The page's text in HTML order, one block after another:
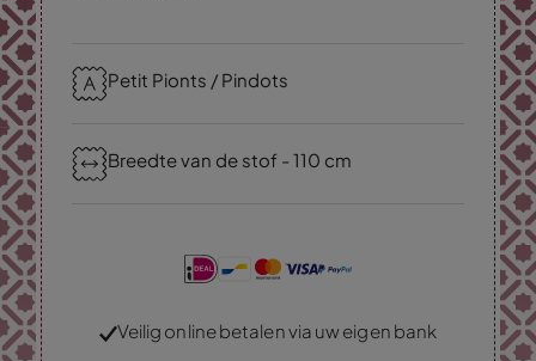
Petit Pionts / Pindots
Breedte van de stof - 110 cm
Veilig online betalen via uw eigen bank